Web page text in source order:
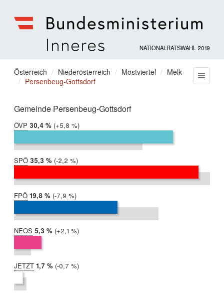
für
Inneres
NATIONALRATSWAHL 2019
Sie
befinden
hier:
Österreich Niederösterreich Mostviertel
Melk
Persenbeug-Gottsdorf
Gemeinde Persenbeug-Gottsdorf
ÖVP 2019:
30,4 %
2017:
24,6 %
Differenz:
+5,8 %
SPÖ 2019:
35,3 %
2017:
37,5 %
Differenz:
-2,2 %
FPÖ 2019:
19,8 %
2017:
27,7 %
Differenz:
-7,9 %
NEOS 2019:
5,3 %
2017:
3,2 %
Differenz:
+2,1 %
JETZT 2019:
1,7 %
2017:
2,4 %
Differenz:
-0,7 %